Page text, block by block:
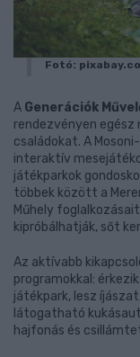
Fotó:
A Generációk
rendezvényen egész
családokat. A
interaktív
játékparkok
többek között a
Műhely
kipróbálhatják, sőt
Az aktívabb
programokkal:
játékpark, lesz
látogatható
hajfonás és